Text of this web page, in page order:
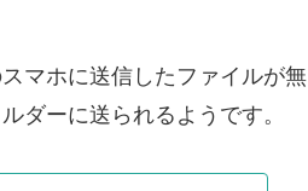
マホに送信したファイルが無
ダーに送られるようです。